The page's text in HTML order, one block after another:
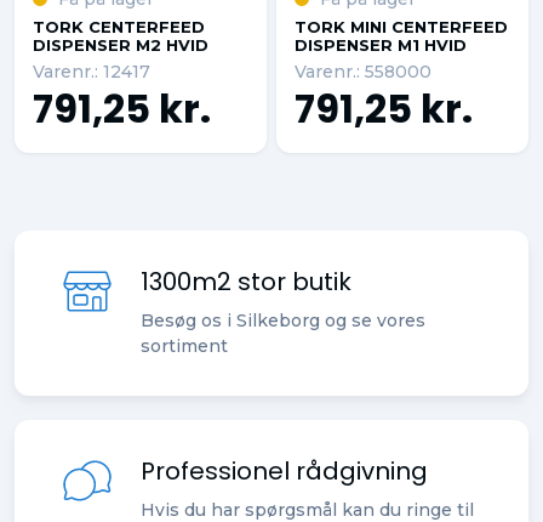
TORK CENTERFEED
DISPENSER M2 HVID
Varenr.: 12417
791,25 kr.
TORK MINI CENTERFEED
DISPENSER M1 HVID
Varenr.: 558000
791,25 kr.
1300m2 stor butik
Besøg os i Silkeborg og se vores
sortiment
Professionel rådgivning
Hvis du har spørgsmål kan du ringe til